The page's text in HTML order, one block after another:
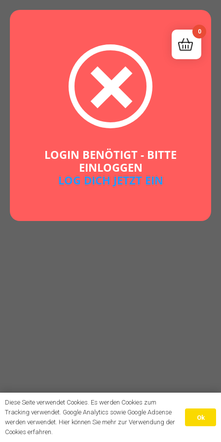
LOGIN BENÖTIGT - BITTE
EINLOGGEN
LOG DICH JETZT EIN
0
Diese Seite verwendet Cookies. Es werden Cookies zum
Tracking verwendet. Google Analytics sowie Google Adsense
werden verwendet. Hier können Sie mehr zur Verwendung der
Cookies erfahren.
Ok